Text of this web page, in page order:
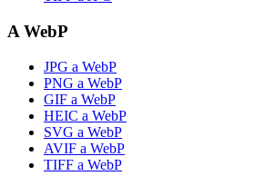
A WebP
JPG a WebP
PNG a WebP
GIF a WebP
HEIC a WebP
SVG a WebP
AVIF a WebP
TIFF a WebP